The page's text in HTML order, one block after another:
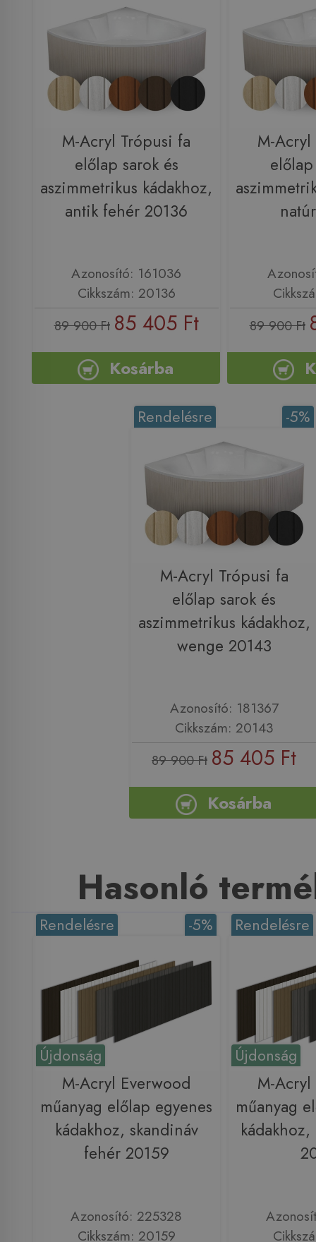
M-Acryl Trópusi fa
előlap sarok és
aszimmetrikus kádakhoz,
antik fehér 20136
Azonosító: 161036
Cikkszám: 20136
89 900 Ft 85 405 Ft
Kosárba
M-
89 900 Ft
-5%
Rendelésre
M-Acryl Trópusi fa
előlap sarok és
aszimmetrikus kádakhoz,
wenge 20143
Azonosító: 181367
Cikkszám: 20143
89 900 Ft 85 405 Ft
Kosárba
Hasonló
Újdonság
-5%
Rendelésre
M-Acryl Everwood
műanyag előlap egyenes
kádakhoz, skandináv
fehér 20159
Azonosító: 225328
Cikkszám: 20159
Újdonság
Rendelésre
M-
műanyag